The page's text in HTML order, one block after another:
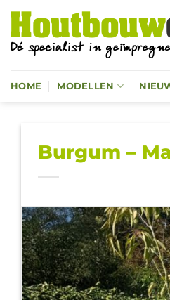
Ga
naar
inhoud
HOME MODELLEN
Burgum –